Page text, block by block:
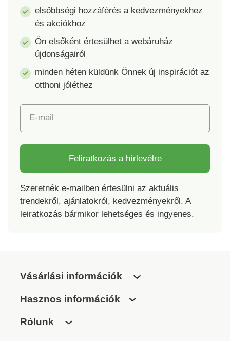
elsőbbségi hozzáférés a kedvezményekhez
és akciókhoz
Ön elsőként értesülhet a webáruház
újdonságairól
minden héten küldünk Önnek új inspirációt az
otthoni jóléthez
E-mail
Feliratkozás a hírlevélre
Szeretnék e-mailben értesülni az aktuális
trendekről, ajánlatokról, kedvezményekről. A
leiratkozás bármikor lehetséges és ingyenes.
Vásárlási információk
Hasznos információk
Rólunk